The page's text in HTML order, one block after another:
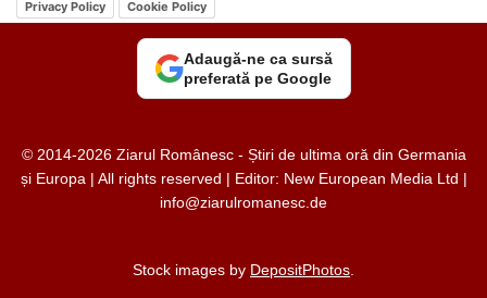
Privacy Policy Cookie Policy
Adaugă-ne ca sursă
preferată pe Google
© 2014-2026 Ziarul Românesc - Știri de ultima oră din Germania
și Europa | All rights reserved | Editor: New European Media Ltd |
info@ziarulromanesc.de
Stock images by DepositPhotos